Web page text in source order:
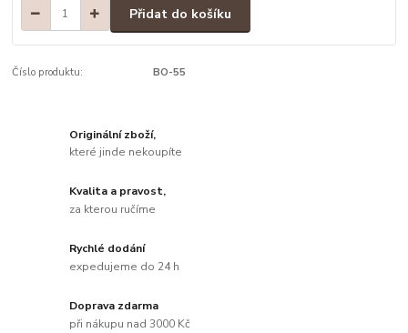
Přidat do košíku
Číslo produktu: BO-55
Originální zboží,
které jinde nekoupíte
Kvalita a pravost,
za kterou ručíme
Rychlé dodání
expedujeme do 24 h
Doprava zdarma
při nákupu nad 3000 Kč